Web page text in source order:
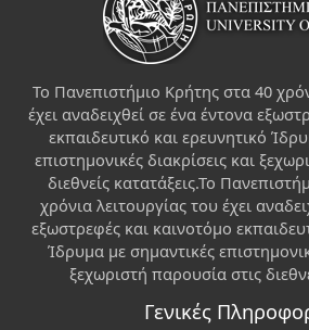
Το Πανεπιστήμιο Κρήτης στα 40
έχει αναδειχθεί σε ένα έντονα
εκπαιδευτικό και ερευνητικό
επιστημονικές διακρίσεις και
διεθνείς κατατάξεις.Το
χρόνια λειτουργίας του έχει
εξωστρεφές και καινοτόμο
Ίδρυμα με σημαντικές
ξεχωριστή παρουσία στις
Γενικές